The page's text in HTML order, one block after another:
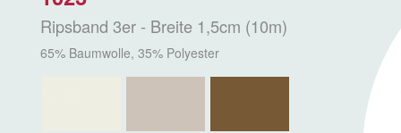
Ripsband 3er - Breite 1,5cm (10m)
65% Baumwolle, 35% Polyester